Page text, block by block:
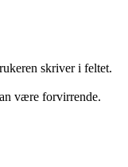
skriver i feltet.
være forvirrende.